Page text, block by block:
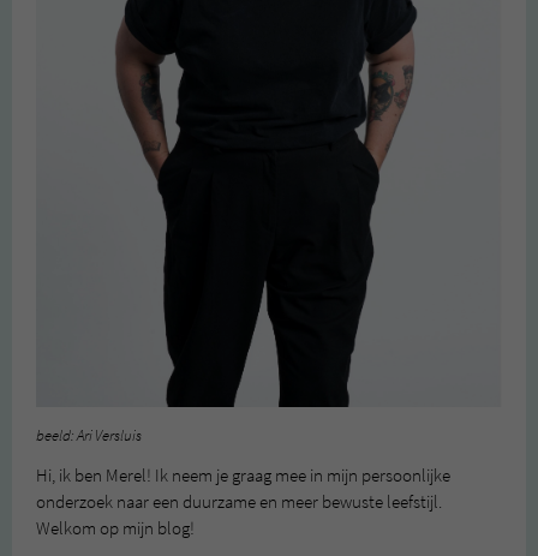
beeld: Ari Versluis
Hi, ik ben Merel! Ik neem je graag mee in mijn persoonlijke
onderzoek naar een duurzame en meer bewuste leefstijl.
Welkom op mijn blog!